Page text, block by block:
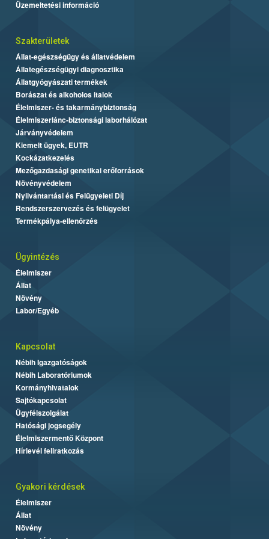
Üzemeltetési információ
Szakterületek
Állat-egészségügy és állatvédelem
Állategészségügyi diagnosztika
Állatgyógyászati termékek
Borászat és alkoholos italok
Élelmiszer- és takarmánybiztonság
Élelmiszerlánc-biztonsági laborhálózat
Járványvédelem
Kiemelt ügyek, EUTR
Kockázatkezelés
Mezőgazdasági genetikai erőforrások
Növényvédelem
Nyilvántartási és Felügyeleti Díj
Rendszerszervezés és felügyelet
Termékpálya-ellenőrzés
Ügyintézés
Élelmiszer
Állat
Növény
Labor/Egyéb
Kapcsolat
Nébih Igazgatóságok
Nébih Laboratóriumok
Kormányhivatalok
Sajtókapcsolat
Ügyfélszolgálat
Hatósági jogsegély
Élelmiszermentő Központ
Hírlevél feliratkozás
Gyakori kérdések
Élelmiszer
Állat
Növény